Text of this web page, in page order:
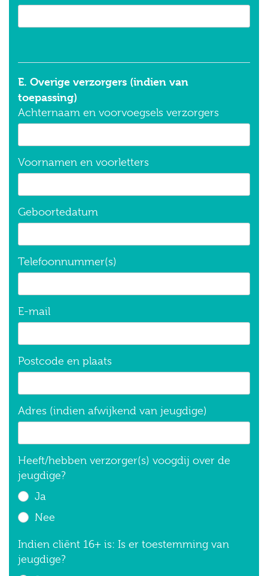
E. Overige verzorgers (indien van
toepassing)
Achternaam en voorvoegsels verzorgers
Voornamen en voorletters
Geboortedatum
Telefoonnummer(s)
E-mail
Postcode en plaats
Adres (indien afwijkend van jeugdige)
Heeft/hebben verzorger(s) voogdij over de
jeugdige?
Ja
Nee
Indien cliënt 16+ is: Is er toestemming van
jeugdige?